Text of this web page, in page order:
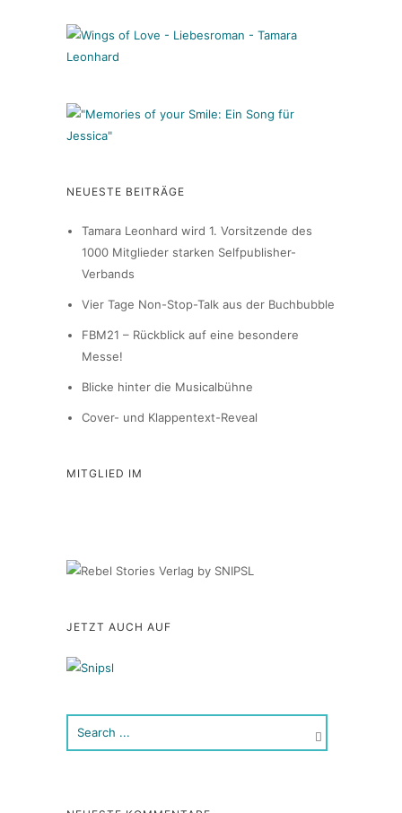
NEUESTE BEITRÄGE
Tamara Leonhard wird 1. Vorsitzende des
1000 Mitglieder starken Selfpublisher-
Verbands
Vier Tage Non-Stop-Talk aus der Buchbubble
FBM21 – Rückblick auf eine besondere
Messe!
Blicke hinter die Musicalbühne
Cover- und Klappentext-Reveal
MITGLIED IM
JETZT AUCH AUF